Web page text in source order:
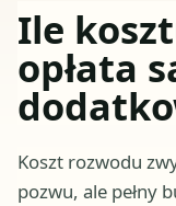
Ile
opłata
Koszt rozwodu
pozwu, ale pełny